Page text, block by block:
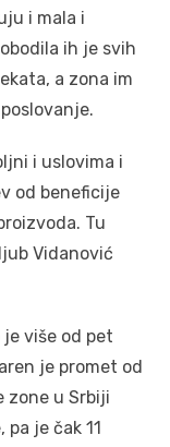
i mala i
ih je svih
a zona im
i uslovima i
od beneficije
Tu
Vidanović
više od pet
je promet od
zone u Srbiji
je čak 11